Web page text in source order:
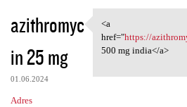
azithromyc
in 25 mg
01.06.2024
Adres
<a href="https:/
<a
href="https://
500 mg india</a>